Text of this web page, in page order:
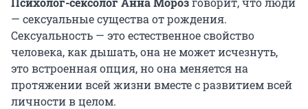
— сексуальные существа от рождения.
Сексуальность — это естественное свойство
человека, как дышать, она не может исчезнуть,
это встроенная опция, но она меняется на
протяжении всей жизни вместе с развитием всей
личности в целом.